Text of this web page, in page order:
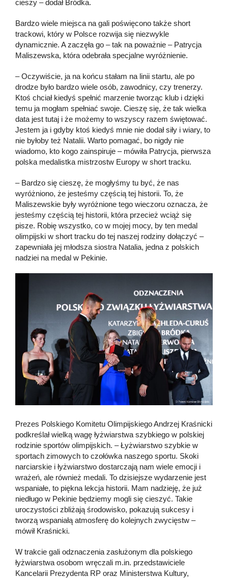
cieszy – dodał Bródka.
Bardzo wiele miejsca na gali poświęcono także short
trackowi, który w Polsce rozwija się niezwykle
dynamicznie. A zaczęła go – tak na poważnie – Patrycja
Maliszewska, która odebrała specjalne wyróżnienie.
– Oczywiście, ja na końcu stałam na linii startu, ale po
drodze było bardzo wiele osób, zawodnicy, czy trenerzy.
Ktoś chciał kiedyś spełnić marzenie tworząc klub i dzięki
temu ja mogłam spełniać swoje. Cieszę się, że tak wielka
data jest tutaj i że możemy to wszyscy razem świętować.
Jestem ja i gdyby ktoś kiedyś mnie nie dodał siły i wiary, to
nie byłoby też Natalii. Warto pomagać, bo nigdy nie
wiadomo, kto kogo zainspiruje – mówiła Patrycja, pierwsza
polska medalistka mistrzostw Europy w short tracku.
– Bardzo się cieszę, że mogłyśmy tu być, że nas
wyróżniono, że jesteśmy częścią tej historii. To, że
Maliszewskie były wyróżnione tego wieczoru oznacza, że
jesteśmy częścią tej historii, która przecież wciąż się
pisze. Robię wszystko, co w mojej mocy, by ten medal
olimpijski w short tracku do tej naszej rodziny dołączyć –
zapewniała jej młodsza siostra Natalia, jedna z polskich
nadziei na medal w Pekinie.
Prezes Polskiego Komitetu Olimpijskiego Andrzej Kraśnicki
podkreślał wielką wagę łyżwiarstwa szybkiego w polskiej
rodzinie sportów olimpijskich. – Łyżwiarstwo szybkie w
sportach zimowych to czołówka naszego sportu. Skoki
narciarskie i łyżwiarstwo dostarczają nam wiele emocji i
wrażeń, ale również medali. To dzisiejsze wydarzenie jest
wspaniałe, to piękna lekcja historii. Mam nadzieję, że już
niedługo w Pekinie będziemy mogli się cieszyć. Takie
uroczystości zbliżają środowisko, pokazują sukcesy i
tworzą wspaniałą atmosferę do kolejnych zwycięstw –
mówił Kraśnicki.
W trakcie gali odznaczenia zasłużonym dla polskiego
łyżwiarstwa osobom wręczali m.in. przedstawiciele
Kancelarii Prezydenta RP oraz Ministerstwa Kultury,